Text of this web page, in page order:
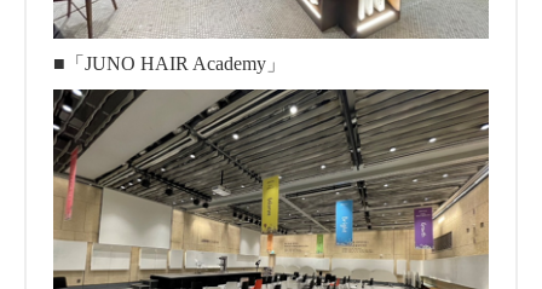
■「JUNO HAIR Academy」